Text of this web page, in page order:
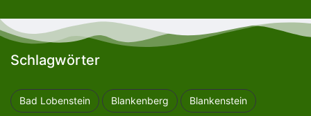
Schlagwörter
Bad Lobenstein Blankenberg Blankenstein